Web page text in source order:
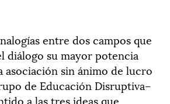
entre dos campos que
diálogo su mayor potencia
asociación sin ánimo de lucro
de Educación Disruptiva–
a las tres ideas que